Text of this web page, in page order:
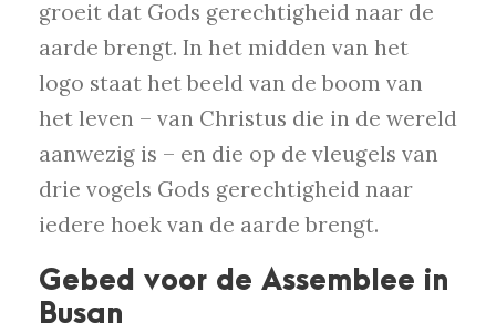
groeit dat Gods gerechtigheid naar de
aarde brengt. In het midden van het
logo staat het beeld van de boom van
het leven – van Christus die in de wereld
aanwezig is – en die op de vleugels van
drie vogels Gods gerechtigheid naar
iedere hoek van de aarde brengt.
Gebed voor de Assemblee in
Busan